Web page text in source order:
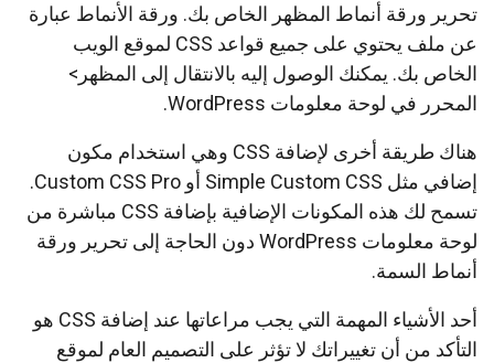
تحرير ورقة أنماط المظهر الخاص بك. ورقة الأنماط عبارة
عن ملف يحتوي على جميع قواعد CSS لموقع الويب
الخاص بك. يمكنك الوصول إليه بالانتقال إلى المظهر>
المحرر في لوحة معلومات WordPress.
هناك طريقة أخرى لإضافة CSS وهي استخدام مكون
إضافي مثل Simple Custom CSS أو Custom CSS Pro.
تسمح لك هذه المكونات الإضافية بإضافة CSS مباشرة من
لوحة معلومات WordPress دون الحاجة إلى تحرير ورقة
أنماط السمة.
أحد الأشياء المهمة التي يجب مراعاتها عند إضافة CSS هو
التأكد من أن تغييراتك لا تؤثر على التصميم العام لموقع